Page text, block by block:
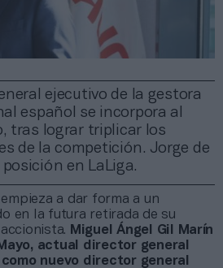
ejecutivo de la gestora
español se incorpora al
tras lograr triplicar los
de la competición. Jorge de
en LaLiga.
a dar forma a un
en la futura retirada de su
Miguel Ángel Gil Marín
actual director general
nuevo director general